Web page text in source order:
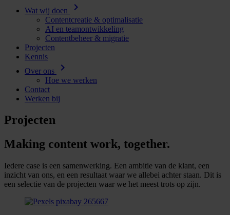
Wat wij doen chevron_right
Contentcreatie & optimalisatie
AI en teamontwikkeling
Contentbeheer & migratie
Projecten
Kennis
Over ons
chevron_right
Hoe we werken
Contact
Werken bij
Projecten
Making content work, together.
Iedere case is een samenwerking. Een ambitie van de klant, een
inzicht van ons, en een resultaat waar we allebei achter staan. Dit is
een selectie van de projecten waar we het meest trots op zijn.